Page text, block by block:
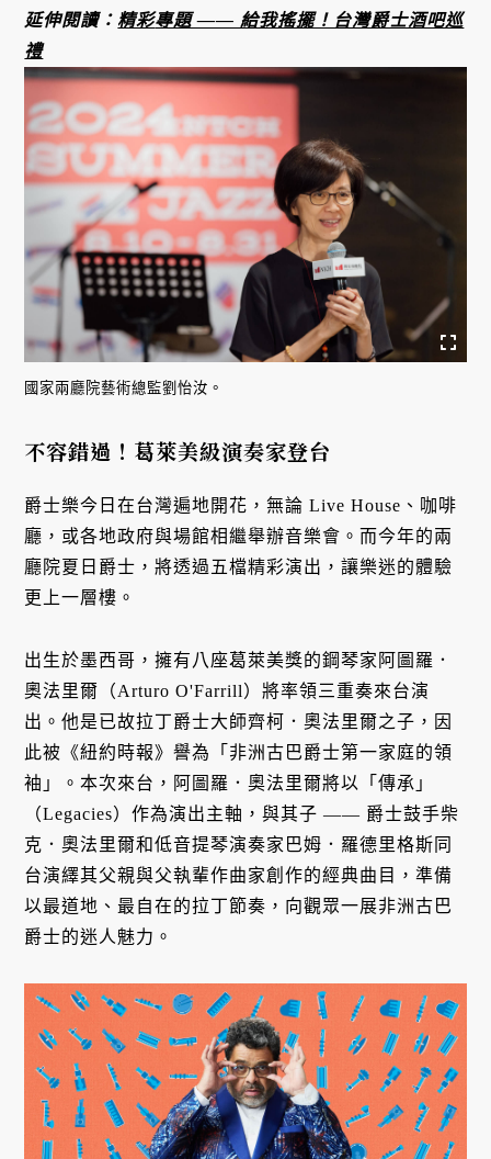
延伸閱讀： 精彩專題 —— 給我搖擺！台灣爵士酒吧巡
禮
國家兩廳院藝術總監劉怡汝。
不容錯過！葛萊美級演奏家登台
爵士樂今日在台灣遍地開花，無論 Live House、咖啡
廳，或各地政府與場館相繼舉辦音樂會。而今年的兩
廳院夏日爵士，將透過五檔精彩演出，讓樂迷的體驗
更上一層樓。
出生於墨西哥，擁有八座葛萊美獎的鋼琴家阿圖羅．
奧法里爾（Arturo O'Farrill）將率領三重奏來台演
出。他是已故拉丁爵士大師齊柯．奧法里爾之子，因
此被《紐約時報》譽為「非洲古巴爵士第一家庭的領
袖」。本次來台，阿圖羅．奧法里爾將以「傳承」
（Legacies）作為演出主軸，與其子 —— 爵士鼓手柴
克．奧法里爾和低音提琴演奏家巴姆．羅德里格斯同
台演繹其父親與父執輩作曲家創作的經典曲目，準備
以最道地、最自在的拉丁節奏，向觀眾一展非洲古巴
爵士的迷人魅力。